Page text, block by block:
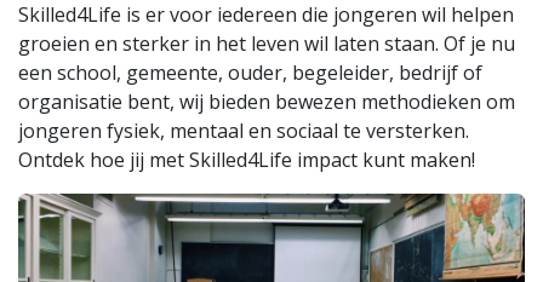
Skilled4Life is er voor iedereen die jongeren wil helpen
groeien en sterker in het leven wil laten staan. Of je nu
een school, gemeente, ouder, begeleider, bedrijf of
organisatie bent, wij bieden bewezen methodieken om
jongeren fysiek, mentaal en sociaal te versterken.
Ontdek hoe jij met Skilled4Life impact kunt maken!